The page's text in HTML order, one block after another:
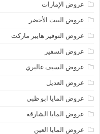
عروض الإمارات
عروض البيت الأخضر
عروض التوفير هايبر ماركت
عروض السفير
عروض السيف غاليري
عروض العديل
عروض المايا ابو ظبي
عروض المايا الشارقة
عروض المايا العين